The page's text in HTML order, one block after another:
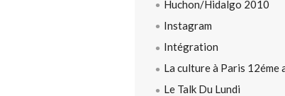
Huchon/Hidalgo 2010
Instagram
Intégration
La culture à Paris 12éme
Le Talk Du Lundi